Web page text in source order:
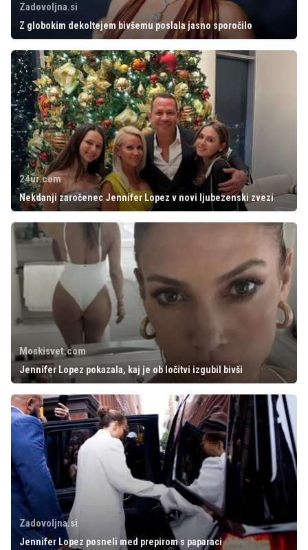
Zadovoljna.si
Z globokim dekoltejem bivšemu poslala jasno sporočilo
24ur.com
Nekdanji zaročenec Jennifer Lopez v novi ljubezenski zvezi
Moskisvet.com
Jennifer Lopez pokazala, kaj je ob ločitvi izgubil bivši
Zadovoljna.si
Jennifer Lopez posneli med prepirom s paparaci